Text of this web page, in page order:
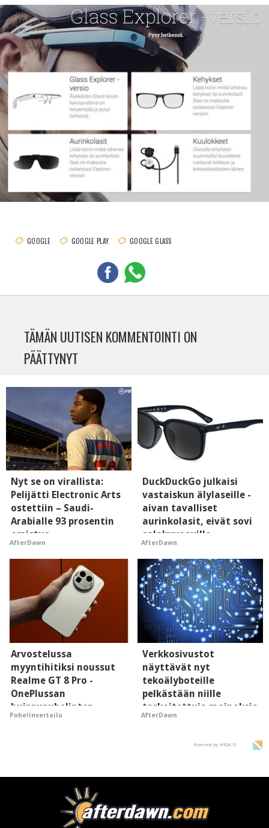
GOOGLE GOOGLE PLAY GOOGLE GLASS
TÄMÄN UUTISEN KOMMENTOINTI ON
PÄÄTTYNYT
Nyt se on virallista:
Pelijätti Electronic Arts
ostettiin – Saudi-
Arabialle 93 prosentin
omistus
AfterDawn
DuckDuckGo julkaisi
vastaiskun älylaseille -
aivan tavalliset
aurinkolasit, eivät sovi
salakuvaaville
hyypiöille
AfterDawn
Arvostelussa
myyntihitiksi noussut
Realme GT 8 Pro -
OnePlussan
huippupuhelinten
"perillinen"
Puhelinvertailu
Verkkosivustot
näyttävät nyt
tekoälyboteille
pelkästään niille
tarkoitettuja mainoksia
- vaikuttaa tekoälyn
AfterDawn
Powered by HIGH.FI